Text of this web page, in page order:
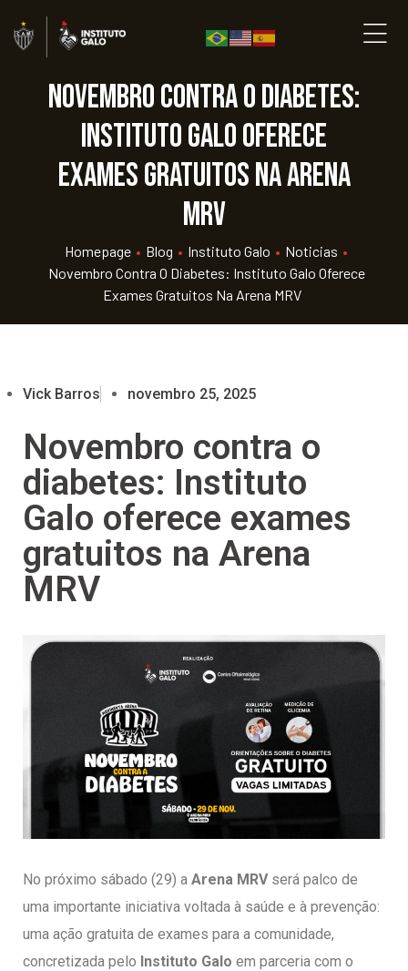
Novembro contra o diabetes:
Instituto Galo oferece
exames gratuitos na Arena
MRV
Homepage • Blog • Instituto Galo • Noticias •
Novembro Contra O Diabetes: Instituto Galo Oferece
Exames Gratuitos Na Arena MRV
Vick Barros novembro 25, 2025
Novembro contra o
diabetes: Instituto
Galo oferece exames
gratuitos na Arena
MRV
No próximo sábado (29) a Arena MRVserá palco de
uma importante iniciativa voltada à saúde e à prevenção:
uma ação gratuita de exames para a comunidade,
concretizada pelo Instituto Galo em parceria com o